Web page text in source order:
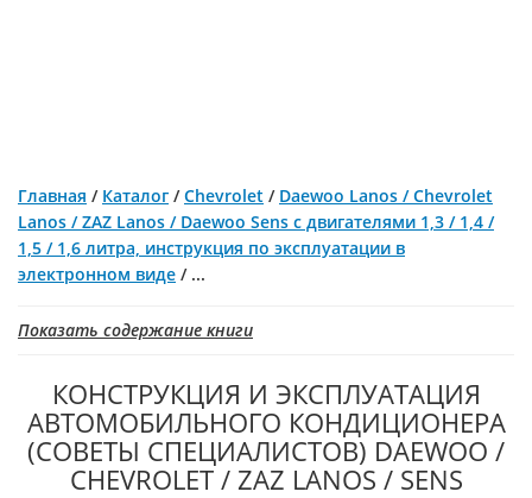
Главная / Каталог /Chevrolet / Daewoo Lanos / Chevrolet
Lanos / ZAZ Lanos / Daewoo Sens c двигателями 1,3 / 1,4 /
1,5 / 1,6 литра, инструкция по эксплуатации в
электронном виде / ...
Показать содержание книги
КОНСТРУКЦИЯ И ЭКСПЛУАТАЦИЯ
АВТОМОБИЛЬНОГО КОНДИЦИОНЕРА
(СОВЕТЫ СПЕЦИАЛИСТОВ) DAEWOO /
CHEVROLET / ZAZ LANOS / SENS